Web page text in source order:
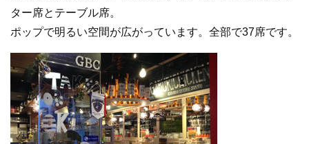
ター席とテーブル席。
ポップで明るい空間が広がっています。全部で37席です。